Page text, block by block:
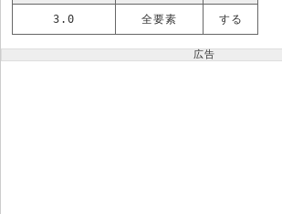
3.0 全要素 する
広告